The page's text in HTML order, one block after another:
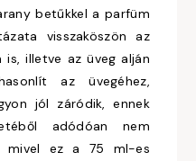
betűkkel a parfüm
visszaköszön az
is, illetve az üveg alján
az üvegéhez,
jól záródik, ennek
adódóan nem
mivel ez a 75 ml-es